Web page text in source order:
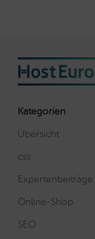
Kategorien
Übersicht
css
Expertenbeiträge
Online-Shop
SEO